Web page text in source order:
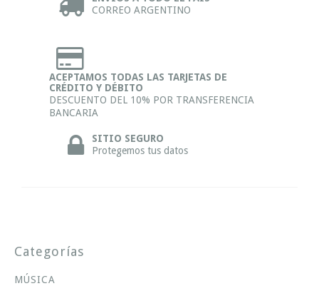
CORREO ARGENTINO
ACEPTAMOS TODAS LAS TARJETAS DE
CRÉDITO Y DÉBITO
DESCUENTO DEL 10% POR TRANSFERENCIA
BANCARIA
SITIO SEGURO
Protegemos tus datos
Categorías
MÚSICA